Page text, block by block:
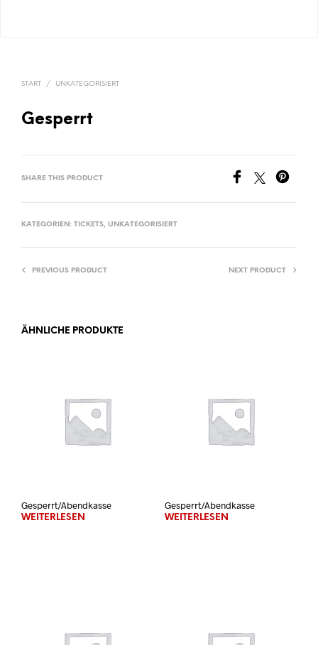
START / UNKATEGORISIERT
Gesperrt
SHARE THIS PRODUCT
KATEGORIEN: TICKETS, UNKATEGORISIERT
PREVIOUS PRODUCT NEXT PRODUCT
ÄHNLICHE PRODUKTE
Gesperrt/Abendkasse
WEITERLESEN
Gesperrt/Abendkasse
WEITERLESEN